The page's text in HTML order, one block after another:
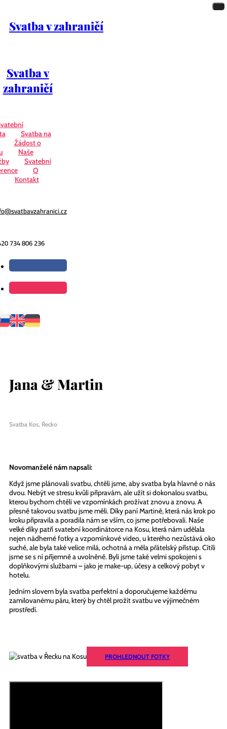
Svatba v zahraničí
Svatba v
zahraničí
Svatba na
Žádost o
Naše
Svatební
O
Kontakt
734 806 236
Jana & Martin
Svatba Kos, Řecko
Novomanželé nám napsali:
Když jsme plánovali svatbu, chtěli jsme, aby svatba byla hlavně o nás
dvou. Nebýt ve stresu kvůli přípravám, ale užít si dokonalou svatbu,
kterou bychom chtěli ve vzpomínkách prožívat znovu a znovu. A
přesně takovou svatbu jsme měli. Díky paní Martině, která nás krok po
kroku připravila a poradila nám se vším, co jsme potřebovali. Naše
velké díky patří svatební koordinátorce na Kosu, která nám udělala
nejen nádherné fotky a vzpomínkové video, u kterého nezůstává oko
suché, ale byla také velice milá, ochotná a měla přátelský přístup. Cítili
jsme se s ní příjemně a uvolněně. Byli jsme také velmi spokojeni s
doplňkovými službami – jako je make-up, účesy a celkový pobyt v
hotelu.
Jedním slovem byla svatba perfektní a doporučujeme každému
zamilovanému páru, který by chtěl prožít svatbu ve výjimečném
prostředí.
PROHLEDNOUT FOTKY